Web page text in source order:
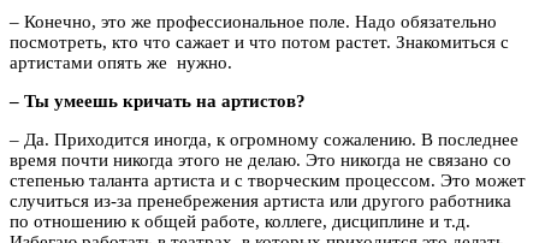
– Конечно, это же профессиональное поле. Надо обязательно
посмотреть, кто что сажает и что потом растет. Знакомиться с
артистами опять же нужно.
– Ты умеешь кричать на артистов?
– Да. Приходится иногда, к огромному сожалению. В последнее
время почти никогда этого не делаю. Это никогда не связано со
степенью таланта артиста и с творческим процессом. Это может
случиться из-за пренебрежения артиста или другого работника
по отношению к общей работе, коллеге, дисциплине и т.д.